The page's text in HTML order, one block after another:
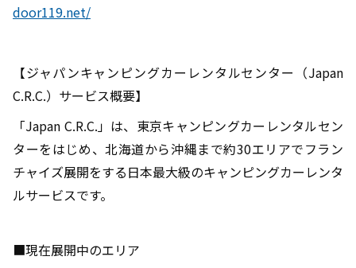
door119.net/
【ジャパンキャンピングカーレンタルセンター（Japan
C.R.C.）サービス概要】
「Japan C.R.C.」は、東京キャンピングカーレンタルセン
ターをはじめ、北海道から沖縄まで約30エリアでフラン
チャイズ展開をする日本最大級のキャンピングカーレンタ
ルサービスです。
■現在展開中のエリア